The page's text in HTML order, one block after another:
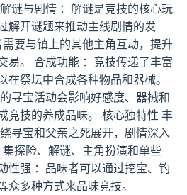
谜与剧情 ：解谜是竞技的核心玩
解开谜题来推动主线剧情的发
要与镇上的其他主角互动，提升
易。 合成功能 ：竞技传递了丰富
在祭坛中合成各种物品和器械。
寻宝活动会影响好感度、器械和
竞技的养成品味。 核心独特性 丰
寻宝和父亲之死展开，剧情深入
探险、解谜、主角扮演和单些
性强 ：品味者可以通过挖宝、钓
众多种方式来品味竞技。